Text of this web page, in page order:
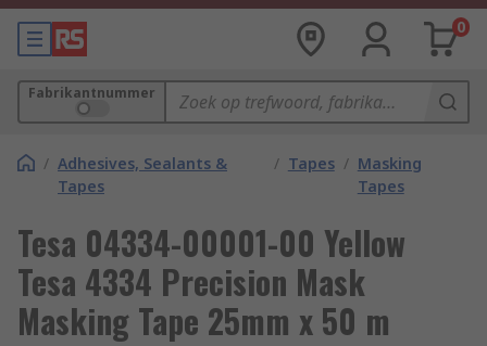
0
Fabrikantnummer
/ Adhesives, Sealants &
Tapes
/ Tapes / Masking
Tapes
Tesa 04334-00001-00 Yellow
Tesa 4334 Precision Mask
Masking Tape 25mm x 50 m